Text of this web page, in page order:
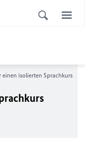
einen isolierten Sprachkurs